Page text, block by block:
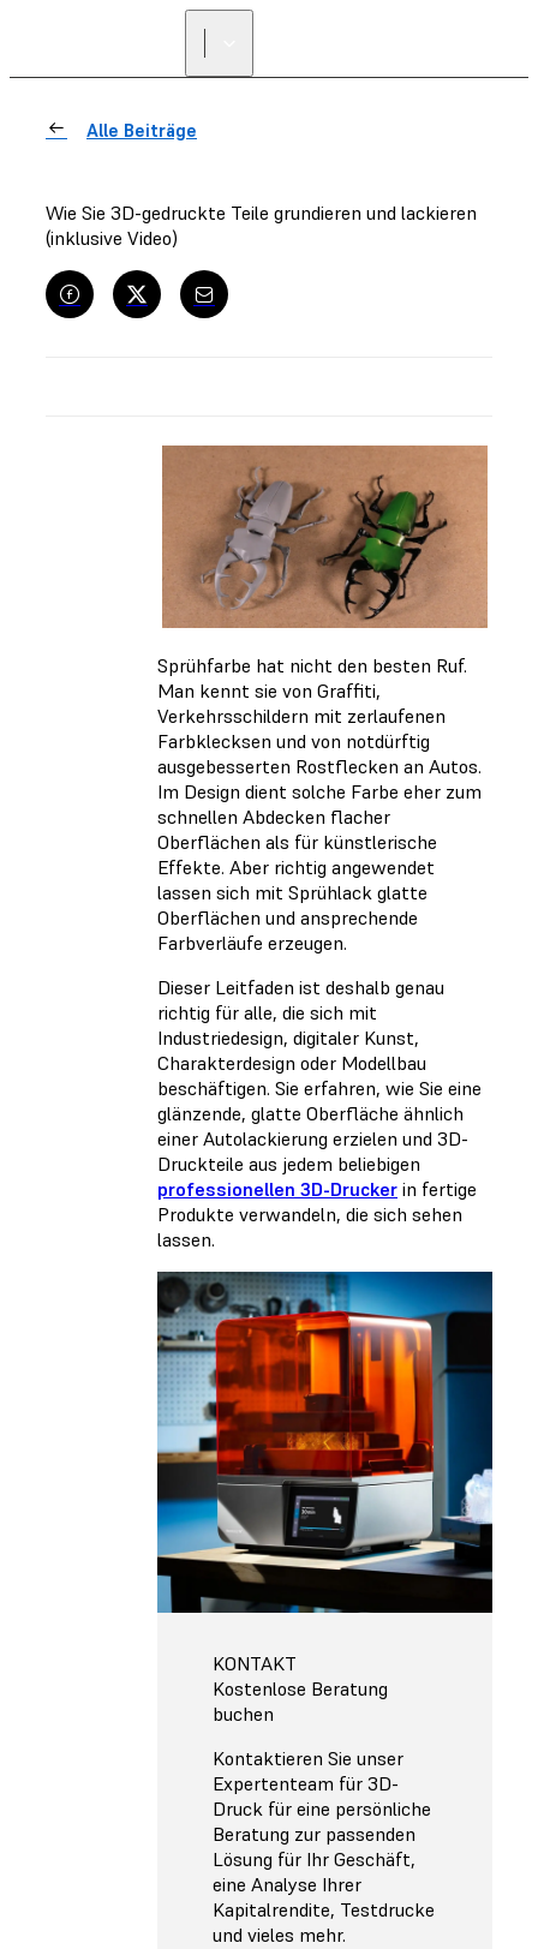
Alle Beiträge
Wie Sie 3D-gedruckte Teile grundieren und lackieren
(inklusive Video)
Sprühfarbe hat nicht den besten Ruf.
Man kennt sie von Graffiti,
Verkehrsschildern mit zerlaufenen
Farbklecksen und von notdürftig
ausgebesserten Rostflecken an Autos.
Im Design dient solche Farbe eher zum
schnellen Abdecken flacher
Oberflächen als für künstlerische
Effekte. Aber richtig angewendet
lassen sich mit Sprühlack glatte
Oberflächen und ansprechende
Farbverläufe erzeugen.
Dieser Leitfaden ist deshalb genau
richtig für alle, die sich mit
Industriedesign, digitaler Kunst,
Charakterdesign oder Modellbau
beschäftigen. Sie erfahren, wie Sie eine
glänzende, glatte Oberfläche ähnlich
einer Autolackierung erzielen und 3D-
Druckteile aus jedem beliebigen
professionellen 3D-Drucker in fertige
Produkte verwandeln, die sich sehen
lassen.
KONTAKT
Kostenlose Beratung
buchen
Kontaktieren Sie unser
Expertenteam für 3D-
Druck für eine persönliche
Beratung zur passenden
Lösung für Ihr Geschäft,
eine Analyse Ihrer
Kapitalrendite, Testdrucke
und vieles mehr.